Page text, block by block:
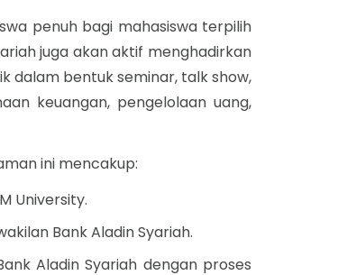
penuh bagi mahasiswa terpilih
juga akan aktif menghadirkan
dalam bentuk seminar, talk show,
keuangan, pengelolaan uang,
ini mencakup:
University.
Bank Aladin Syariah.
Aladin Syariah dengan proses